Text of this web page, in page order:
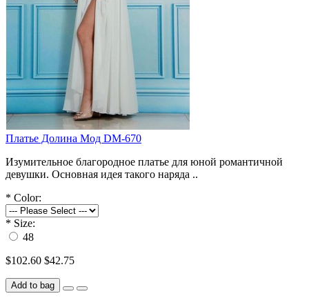
Платье Долина Мод DM-670
Изумительное благородное платье для юной романтичной
девушки. Основная идея такого наряда ..
* Color:
* Size:
48
$102.60 $42.75
Add to bag